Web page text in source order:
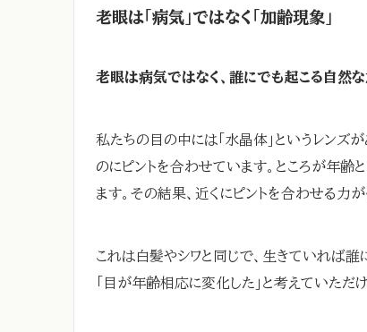
老眼は「病気」ではなく「加齢現象」
老眼は病気ではなく、誰にでも起こる自然な
私たちの目の中には「水晶体」というレンズ
のにピントを合わせています。ところが年齢
ます。その結果、近くにピントを合わせる力
これは白髪やシワと同じで、生きていれば誰に
「目が年齢相応に変化した」と考えていただ